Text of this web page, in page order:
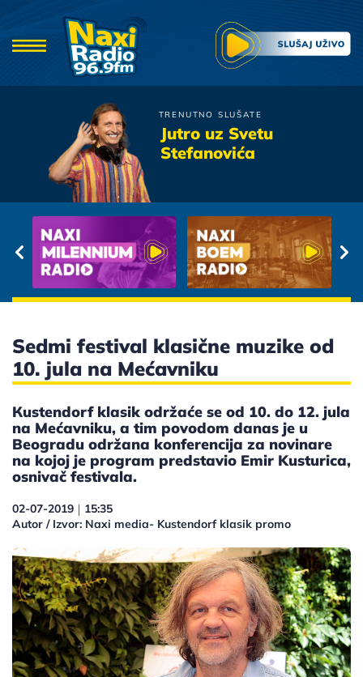
TRENUTNO SLUŠATE
Jutro uz Svetu
Stefanovića
Poslednja Igra
Grudi Balkanske
Sedmi festival klasične muzike od
10. jula na Mećavniku
Кustendorf klasik održaće se od 10. do 12. jula
na Mećavniku, a tim povodom danas je u
Beogradu održana konferencija za novinare
na kojoj je program predstavio Emir Kusturica,
osnivač festivala.
02-07-2019 | 15:35
Autor / Izvor: Naxi media- Kustendorf klasik promo